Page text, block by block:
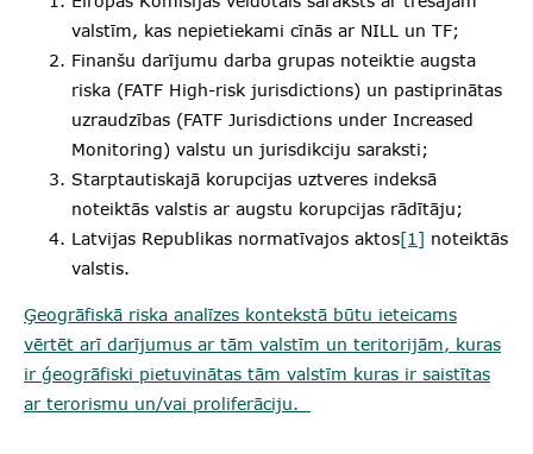
valstīm, kas nepietiekami cīnās ar NILL un TF;
Finanšu darījumu darba grupas noteiktie augsta
riska (FATF High-risk jurisdictions) un pastiprinātas
uzraudzības (FATF Jurisdictions under Increased
Monitoring) valstu un jurisdikciju saraksti;
Starptautiskajā korupcijas uztveres indeksā
noteiktās valstis ar augstu korupcijas rādītāju;
Latvijas Republikas normatīvajos aktos[1] noteiktās
valstis.
Ģeogrāfiskā riska analīzes kontekstā būtu ieteicams
vērtēt arī darījumus ar tām valstīm un teritorijām, kuras
ir ģeogrāfiski pietuvinātas tām valstīm kuras ir saistītas
ar terorismu un/vai proliferāciju.